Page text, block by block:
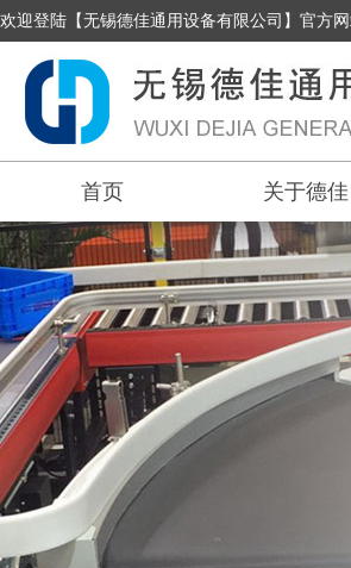
欢迎登陆【无锡德佳通用设备有限公司】官方
首页 关于德佳